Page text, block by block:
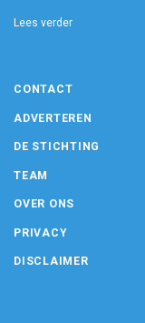
Lees verder
CONTACT
ADVERTEREN
DE STICHTING
TEAM
OVER ONS
PRIVACY
DISCLAIMER